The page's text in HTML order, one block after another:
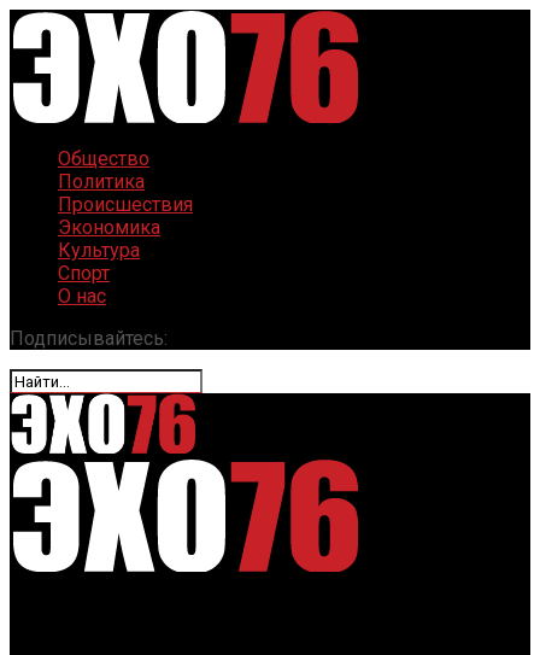
Общество
Политика
Происшествия
Экономика
Культура
Спорт
О нас
Подписывайтесь: